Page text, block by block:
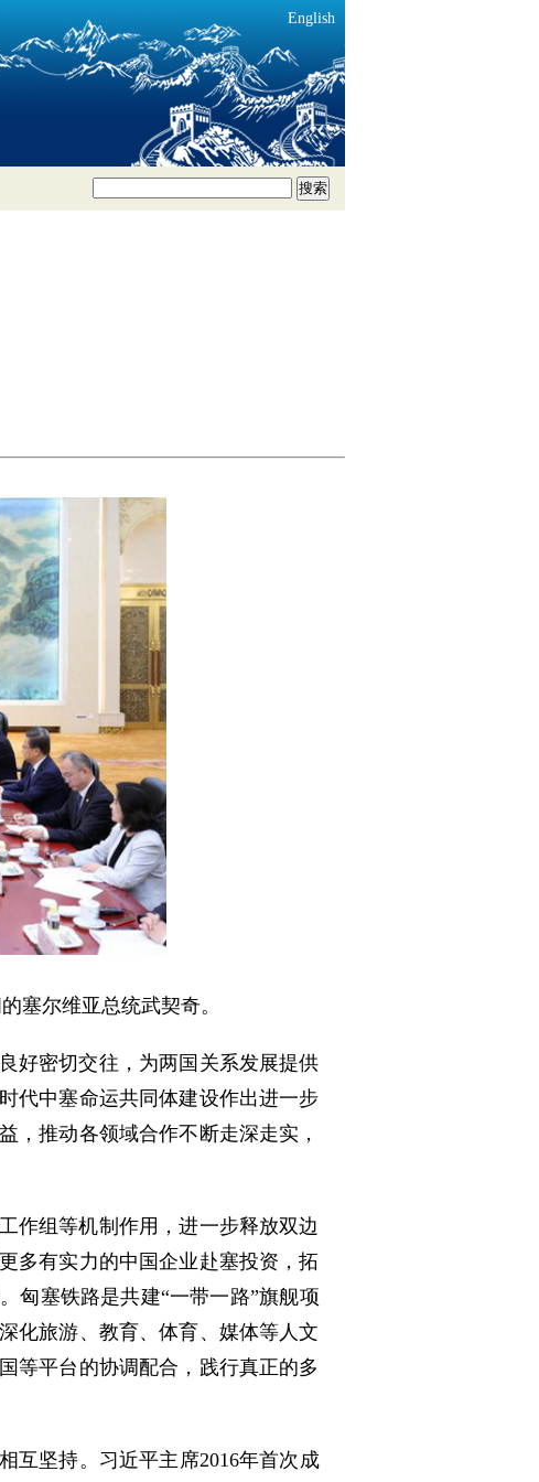
English
搜索
塞尔维亚总统武契奇。
好密切交往，为两国关系发展提供
代中塞命运共同体建设作出进一步
，推动各领域合作不断走深走实，
作组等机制作用，进一步释放双边
多有实力的中国企业赴塞投资，拓
匈塞铁路是共建“一带一路”旗舰项
化旅游、教育、体育、媒体等人文
等平台的协调配合，践行真正的多
互坚持。习近平主席2016年首次成